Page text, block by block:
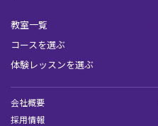
教室一覧
コースを選ぶ
体験レッスンを選ぶ
会社概要
採用情報